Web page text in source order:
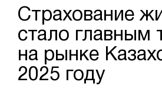
Страхование
стало главным
на рынке
2025 году